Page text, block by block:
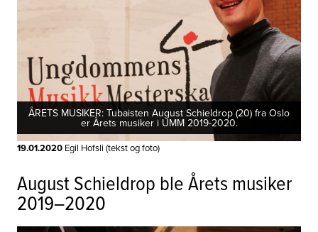
ÅRETS MUSIKER: Tubaisten August Schieldrop (20) fra Oslo
er Årets musiker i UMM 2019-2020.
19.01.2020 Egil Hofsli (tekst og foto)
August Schieldrop ble Årets musiker
2019–2020